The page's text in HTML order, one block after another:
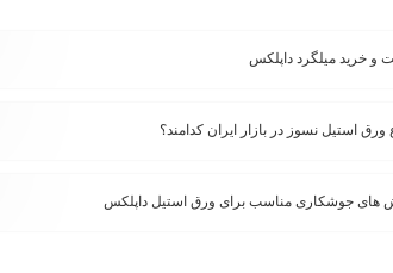
ادامه ...
و خرید میلگرد داپلکس
ادامه ...
ورق استیل نسوز در بازار ایران کدامند؟
ادامه ...
های جوشکاری مناسب برای ورق استیل داپلکس